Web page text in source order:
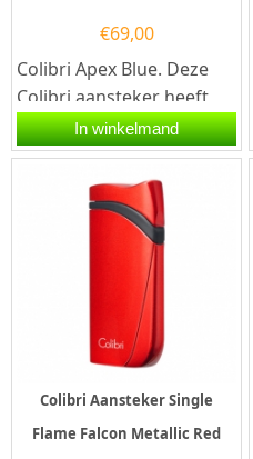
€69,00
Colibri Apex Blue. Deze
Colibri aansteker heeft
1 stormvlammen en een
electronische...
In winkelmand
Colibri Aansteker Single
Flame Falcon Metallic Red